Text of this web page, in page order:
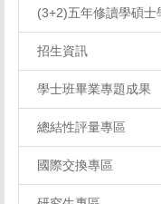
(3+2)五年修讀學碩士
招生資訊
學士班畢業專題成果
總結性評量專區
國際交換專區